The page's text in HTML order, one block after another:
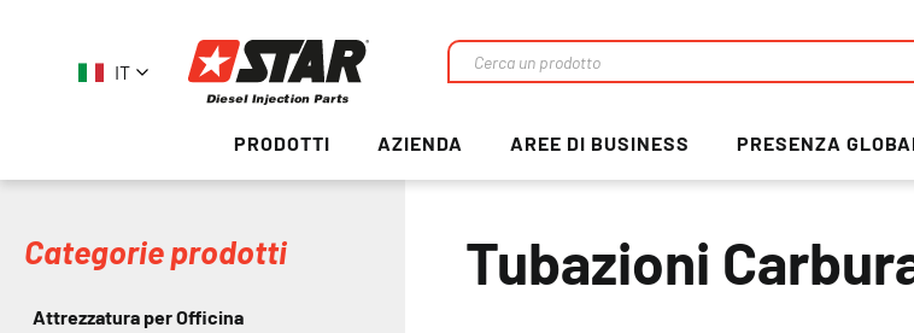
IT
Ricerca
PRODOTTI AZIENDA AREE DI BUSINESS PRESENZA
Tubazioni
Categorie prodotti
Attrezzatura per Officina